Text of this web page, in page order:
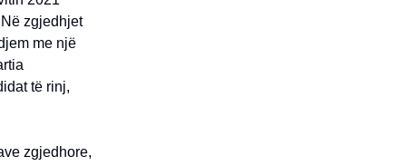
zgjedhjet
me një
të rinj,
zgjedhore,